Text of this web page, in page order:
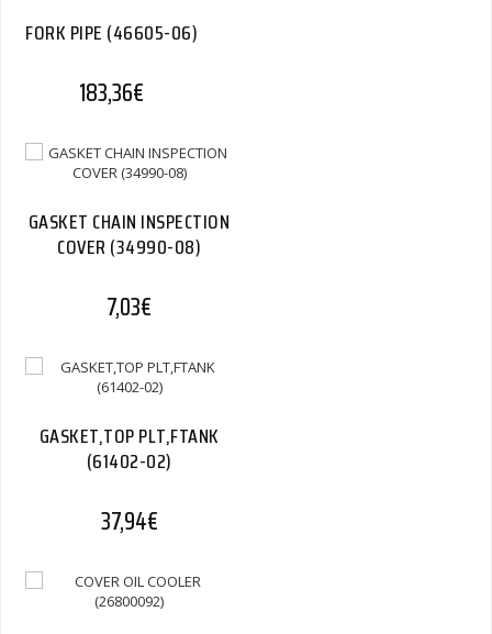
FORK PIPE (46605-06)
183,36€
GASKET CHAIN INSPECTION
COVER (34990-08)
7,03€
GASKET,TOP PLT,FTANK
(61402-02)
37,94€